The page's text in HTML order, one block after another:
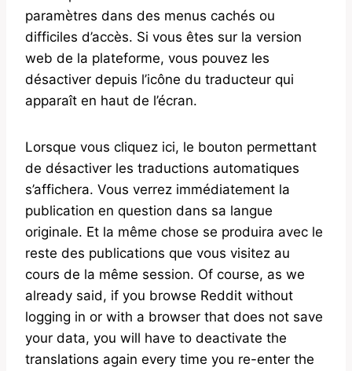
paramètres dans des menus cachés ou
difficiles d’accès. Si vous êtes sur la version
web de la plateforme, vous pouvez les
désactiver depuis l’icône du traducteur qui
apparaît en haut de l’écran.
Lorsque vous cliquez ici, le bouton permettant
de désactiver les traductions automatiques
s’affichera. Vous verrez immédiatement la
publication en question dans sa langue
originale. Et la même chose se produira avec le
reste des publications que vous visitez au
cours de la même session. Of course, as we
already said, if you browse Reddit without
logging in or with a browser that does not save
your data, you will have to deactivate the
translations again every time you re-enter the